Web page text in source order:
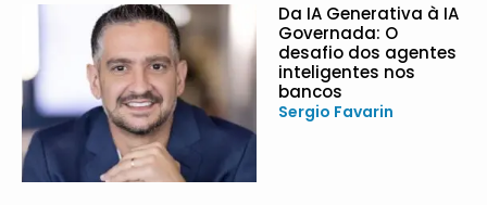
Da IA Generativa à IA
Governada: O
desafio dos agentes
inteligentes nos
bancos
Sergio Favarin